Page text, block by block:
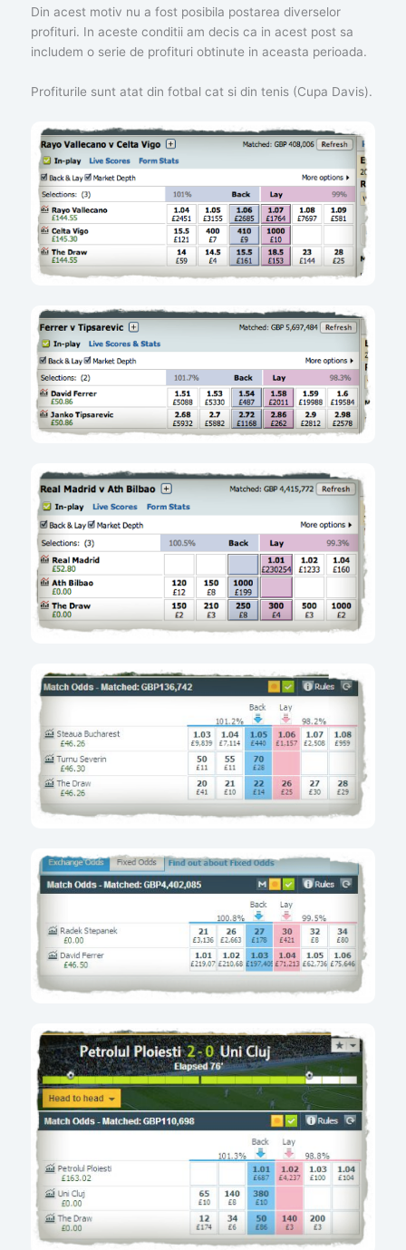
Din acest motiv nu a fost posibila postarea diverselor
profituri. In aceste conditii am decis ca in acest post sa
includem o serie de profituri obtinute in aceasta perioada.
Profiturile sunt atat din fotbal cat si din tenis (Cupa Davis).